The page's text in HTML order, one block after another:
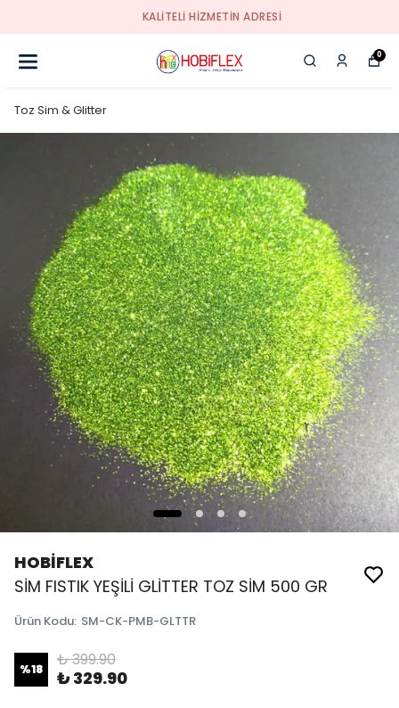
KALİTELİ HİZMETİN ADRESİ
0
Toz Sim & Glitter
HOBİFLEX
SİM FISTIK YEŞİLİ GLİTTER TOZ SİM 500 GR
Ürün Kodu: SM-CK-PMB-GLTTR
%18 ₺ 399.90
₺ 329.90